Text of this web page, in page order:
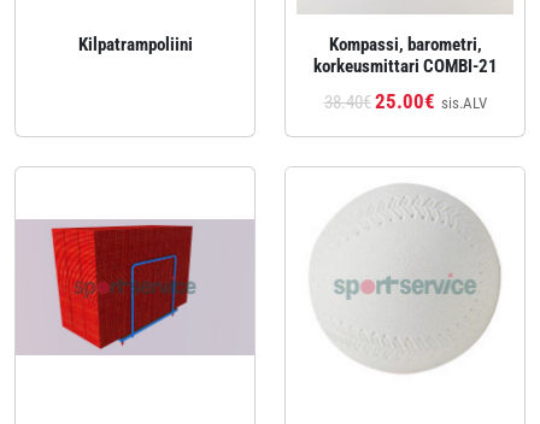
Kilpatrampoliini
Kompassi, barometri,
korkeusmittari COMBI-21
38.40€25.00€ sis.ALV